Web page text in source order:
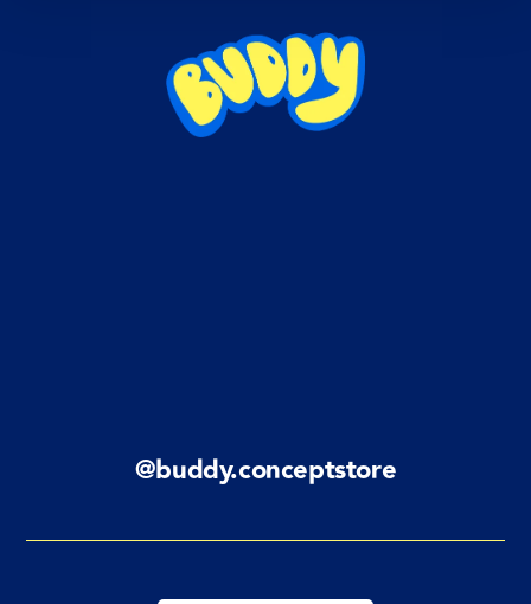
@buddy.conceptstore